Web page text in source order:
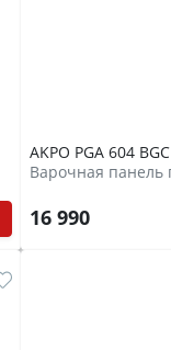
AKPO PGA 604
Варочная панель
16 990